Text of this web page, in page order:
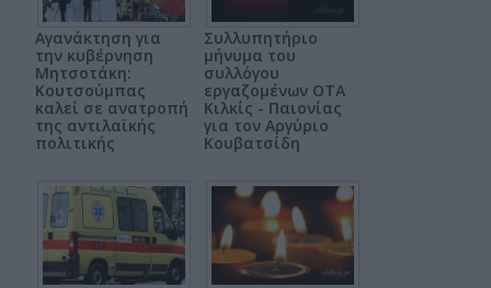
Αγανάκτηση για
την κυβέρνηση
Μητσοτάκη:
Κουτσούμπας
καλεί σε ανατροπή
της αντιλαϊκής
πολιτικής
Συλλυπητήριο
μήνυμα του
συλλόγου
εργαζομένων ΟΤΑ
Κιλκίς - Παιονίας
για τον Αργύριο
Κουβατσίδη